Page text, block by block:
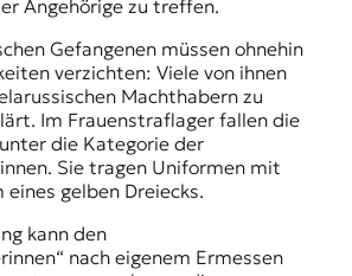
Angehörige zu treffen.
Gefangenen müssen ohnehin
verzichten: Viele von ihnen
Machthabern zu
Im Frauenstraflager fallen die
die Kategorie der
Sie tragen Uniformen mit
gelben Dreiecks.
kann den
nach eigenem Ermessen